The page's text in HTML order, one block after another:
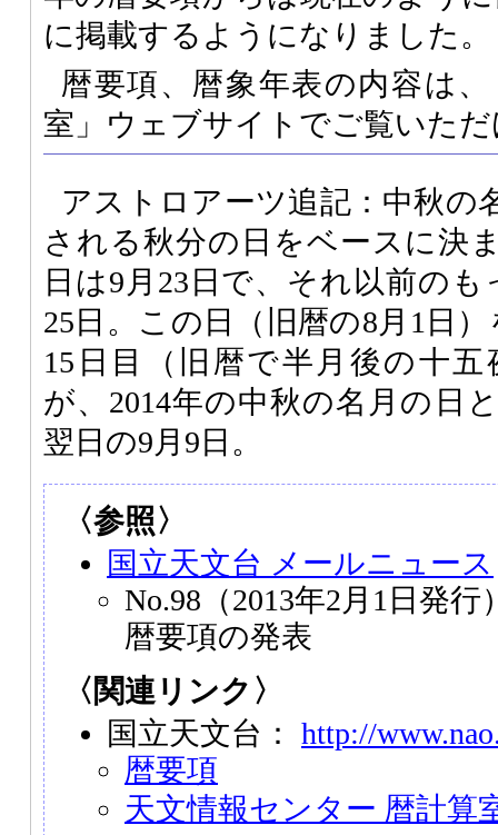
に掲載するようになりました。
暦要項、暦象年表の内容は
室」ウェブサイトでご覧いた
アストロアーツ追記：中秋の
される秋分の日をベースに決
日は9月23日で、それ以前の
25日。この日（旧暦の8月1日
15日目（旧暦で半月後の十
が、2014年の中秋の名月の日
翌日の9月9日。
〈参照〉
国立天文台 メールニュース
No.98（2013年2月1日発行
暦要項の発表
〈関連リンク〉
国立天文台： http://
暦要項
天文情報センター 暦計算